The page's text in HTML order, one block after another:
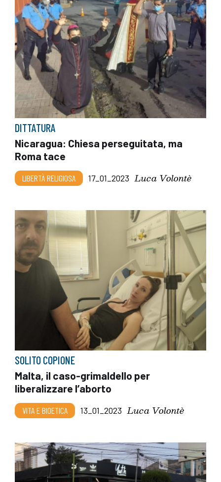
DITTATURA
Nicaragua: Chiesa perseguitata, ma
Roma tace
LIBERTÀ RELIGIOSA 17_01_2023 Luca Volontè
SOLITO COPIONE
Malta, il caso-grimaldello per
liberalizzare l’aborto
VITA E BIOETICA 13_01_2023 Luca Volontè